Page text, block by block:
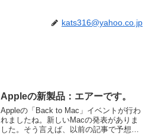
kats316@yahoo.co.jp
Appleの新製品：エアーです。
Appleの「Back to Mac」イベントが行わ
れましたね。新しいMacの発表がありま
した。そう言えば、以前の記事で予想し